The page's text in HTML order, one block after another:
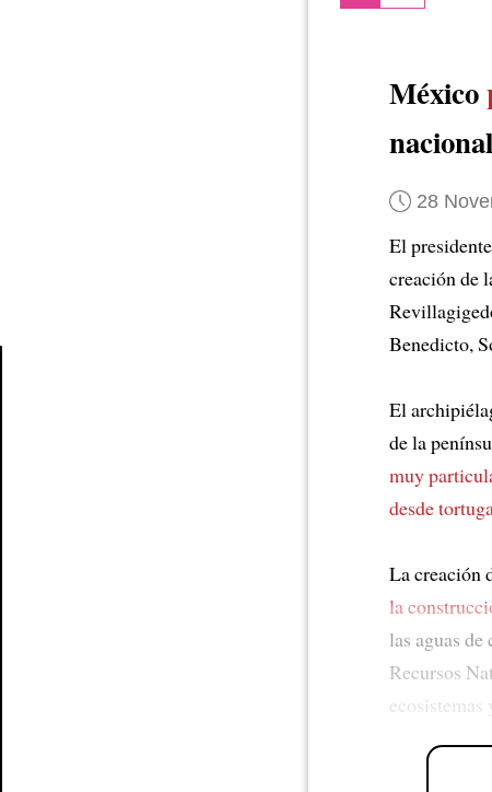
México
nacional
28
El
creación de
Benedicto,
El
de la
muy
desde
La creación
la
las aguas
Recursos
ecosistemas